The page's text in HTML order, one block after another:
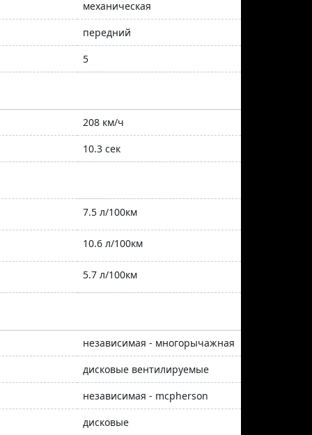
механическая
передний
5
208 км/ч
10.3 сек
7.5 л/100км
10.6 л/100км
5.7 л/100км
независимая - многорычажная
дисковые вентилируемые
независимая - mcpherson
дисковые